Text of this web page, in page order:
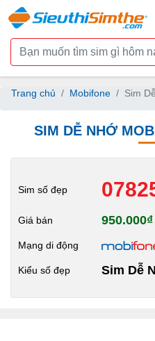
Trang chủ Mobifone Sim
SIM DỄ NHỚ
Sim số đẹp
Giá bán 950.000₫
Mạng di động
Kiểu số đẹp Sim Dễ